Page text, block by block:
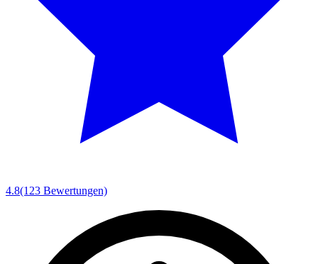
4.8(123 Bewertungen)